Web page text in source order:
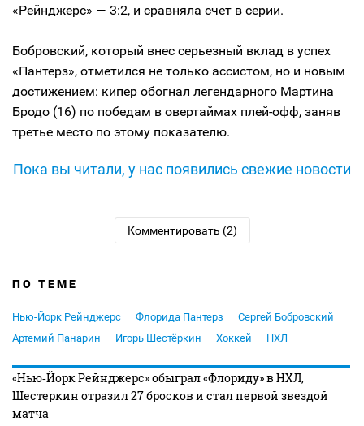
«Рейнджерс» — 3:2, и сравняла счет в серии.
Бобровский, который внес серьезный вклад в успех
«Пантерз», отметился не только ассистом, но и новым
достижением: кипер обогнал легендарного Мартина
Бродо (16) по победам в овертаймах плей-офф, заняв
третье место по этому показателю.
Пока вы читали, у нас появились свежие новости
Комментировать (2)
ПО ТЕМЕ
Нью-Йорк Рейнджерс Флорида Пантерз
Сергей Бобровский
Артемий Панарин
Игорь Шестёркин Хоккей НХЛ
«Нью‑Йорк Рейнджерс» обыграл «Флориду» в НХЛ,
Шестеркин отразил 27 бросков и стал первой звездой
матча